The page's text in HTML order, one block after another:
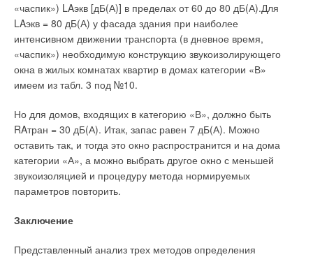
«часпик») LAэкв [дБ(А)] в пределах от 60 до 80 дБ(А).Для
LAэкв = 80 дБ(А) у фасада здания при наиболее
интенсивном движении транспорта (в дневное время,
«часпик») необходимую конструкцию звукоизолирующего
окна в жилых комнатах квартир в домах категории «В»
имеем из табл. 3 под №10.
Но для домов, входящих в категорию «В», должно быть
RAтран = 30 дБ(А). Итак, запас равен 7 дБ(А). Можно
оставить так, и тогда это окно распространится и на дома
категории «А», а можно выбрать другое окно с меньшей
звукоизоляцией и процедуру метода нормируемых
параметров повторить.
Заключение
Представленный анализ трех методов определения